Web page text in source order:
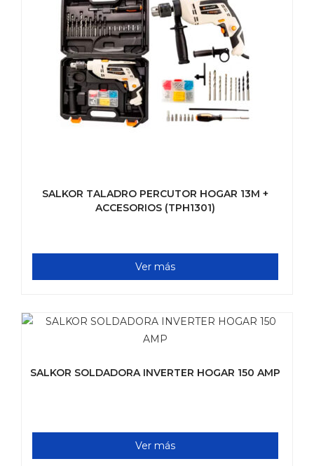
SALKOR TALADRO PERCUTOR HOGAR 13M +
ACCESORIOS (TPH1301)
Ver más
SALKOR SOLDADORA INVERTER HOGAR 150 AMP
Ver más